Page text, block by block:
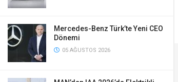
Mercedes-Benz Türk’te Yeni CEO
Dönemi
05 AĞUSTOS 2026